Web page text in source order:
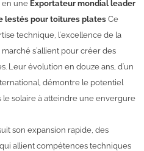
en une Exportateur mondial leader
lestés pour toitures plates Ce
technique, l'excellence de la
s'allient pour créer des
Leur évolution en douze ans, d'un
démontre le potentiel
le solaire à atteindre une envergure
son expansion rapide, des
allient compétences techniques